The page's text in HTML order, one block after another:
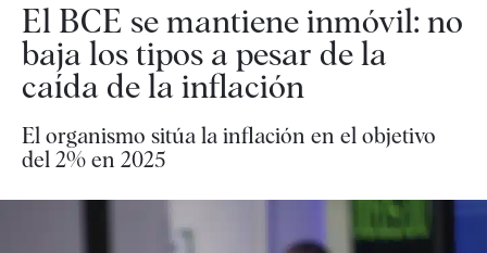
El BCE se mantiene inmóvil: no
baja los tipos a pesar de la
caída de la inflación
El organismo sitúa la inflación en el objetivo
del 2% en 2025